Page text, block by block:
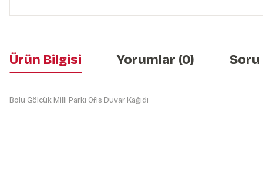
Ürün Bilgisi Yorumlar (0) Soru
Bolu Gölcük Milli Parkı Ofis Duvar Kağıdı